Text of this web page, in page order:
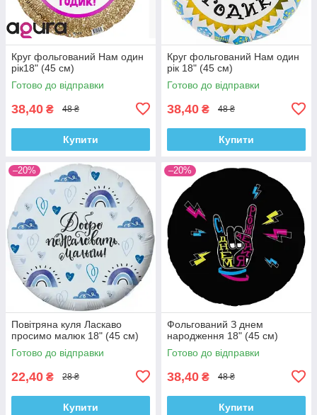
Круг фольгований Нам один
рік18" (45 см)
Готово до відправки
38,40 ₴ 48 ₴
Купити
Круг фольгований Нам один
рік 18" (45 см)
Готово до відправки
38,40 ₴ 48 ₴
Купити
–20%
Повітряна куля Ласкаво
просимо малюк 18" (45 см)
Готово до відправки
22,40 ₴ 28 ₴
Купити
–20%
Фольгований З днем
народження 18" (45 см)
Готово до відправки
38,40 ₴ 48 ₴
Купити